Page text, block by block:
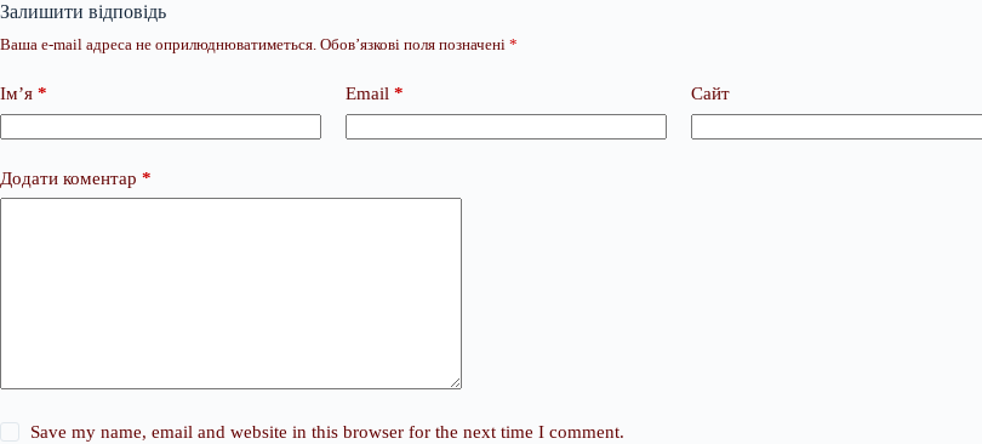
Залишити відповідь
Ваша e-mail адреса не оприлюднюватиметься. Обов’язкові поля позначені *
Ім’я * Email * Сайт
Додати коментар *
Save my name, email and website in this browser for the next time I comment.